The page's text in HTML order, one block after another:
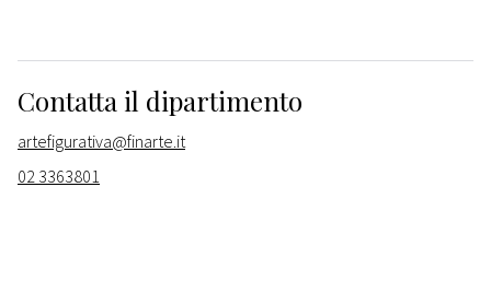
Contatta il dipartimento
artefigurativa@finarte.it
02 3363801